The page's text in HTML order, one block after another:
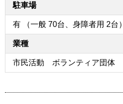
駐車場
有 （一般 70台、身障者用 2台）
業種
市民活動 ボランティア団体